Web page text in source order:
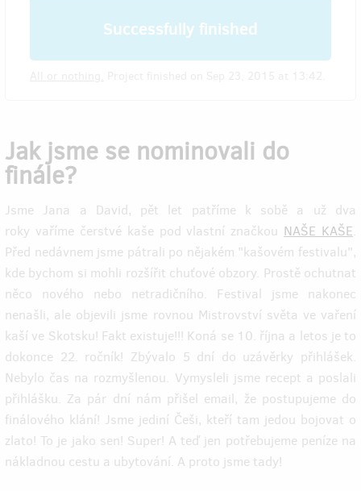
Successfully finished
Jak jsme se nominovali do
finále?
Jsme Jana a David, pět let patříme k sobě a už dva
roky vaříme čerstvé kaše pod vlastní značkou NAŠE KAŠE.
Před nedávnem jsme pátrali po nějakém "kašovém festivalu",
kde bychom si mohli rozšířit chuťové obzory. Prostě ochutnat
něco nového nebo netradičního. Festival jsme nakonec
nenašli, ale objevili jsme rovnou Mistrovství světa ve vaření
kaší ve Skotsku! Fakt existuje!!! Koná se 10. října a letos je to
dokonce 22. ročník! Zbývalo 5 dní do uzávěrky přihlášek.
Nebylo čas na rozmyšlenou. Vymysleli jsme recept a poslali
přihlášku. Za pár dní nám přišel email, že postupujeme do
finálového klání! Jsme jediní Češi, kteří tam jedou bojovat o
zlato! To je jako sen! Super! A teď jen potřebujeme peníze na
nákladnou cestu a ubytování. A proto jsme tady!